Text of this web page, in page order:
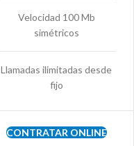
Velocidad 100 Mb
simétricos
Llamadas ilimitadas desde
fijo
CONTRATAR ONLINE